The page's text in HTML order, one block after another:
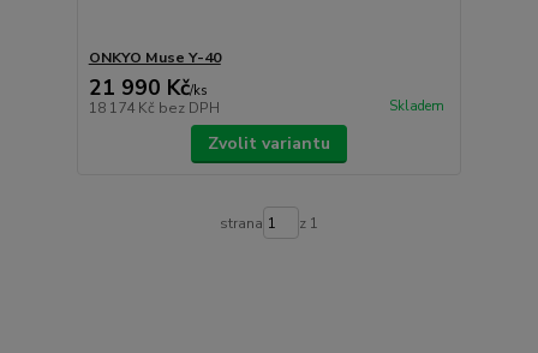
ONKYO Muse Y-40
21 990 Kč/ks
18 174 Kč bez DPH Skladem
Zvolit variantu
strana z 1